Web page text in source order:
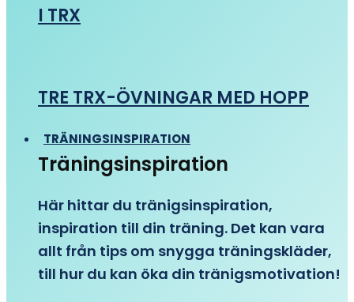
I TRX
TRE TRX-ÖVNINGAR MED HOPP
TRÄNINGSINSPIRATION
Träningsinspiration
Här hittar du tränigsinspiration,
inspiration till din träning. Det kan vara
allt från tips om snygga träningskläder,
till hur du kan öka din tränigsmotivation!